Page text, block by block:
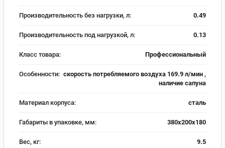
Производительность без нагрузки, л: 0.49
Производительность под нагрузкой, л: 0.13
Класс товара: Профессиональный
Особенности: скорость потребляемого воздуха 169.9 л/мин ,
наличие сапуна
Материал корпуса: сталь
Габариты в упаковке, мм: 380х200х180
Вес, кг: 9.5